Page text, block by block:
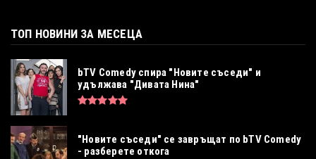
ТОП НОВИНИ ЗА МЕСЕЦА
bTV Comedy спира "Новите съседи" и
удължава "Дивата Нина"
"Новите съседи" се завръщат по bTV Comedy
- разберете откога